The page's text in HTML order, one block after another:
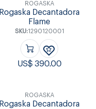
ROGASKA
Rogaska Decantadora
Flame
SKU:1290120001
US$ 390.00
ROGASKA
Rogaska Decantadora